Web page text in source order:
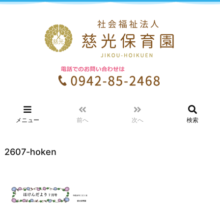
メニュー 前へ 次へ 検索
2607-hoken